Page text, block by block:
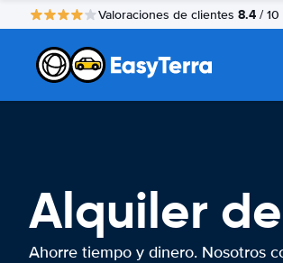
Valoraciones de clientes 8.4 / 10
Alquiler
Ahorre tiempo y dinero. Nosotros